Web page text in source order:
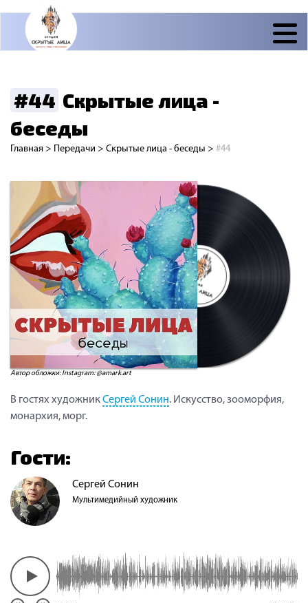
#44 Скрытые лица -
беседы
Главная > Передачи > Скрытые лица - беседы > #44
Автор обложки: Instagram: @amark.art
В гостях художникСергей Сонин. Искусство, зооморфия,
монархия, морг.
Гости:
Сергей Сонин
Мультимедийный художник